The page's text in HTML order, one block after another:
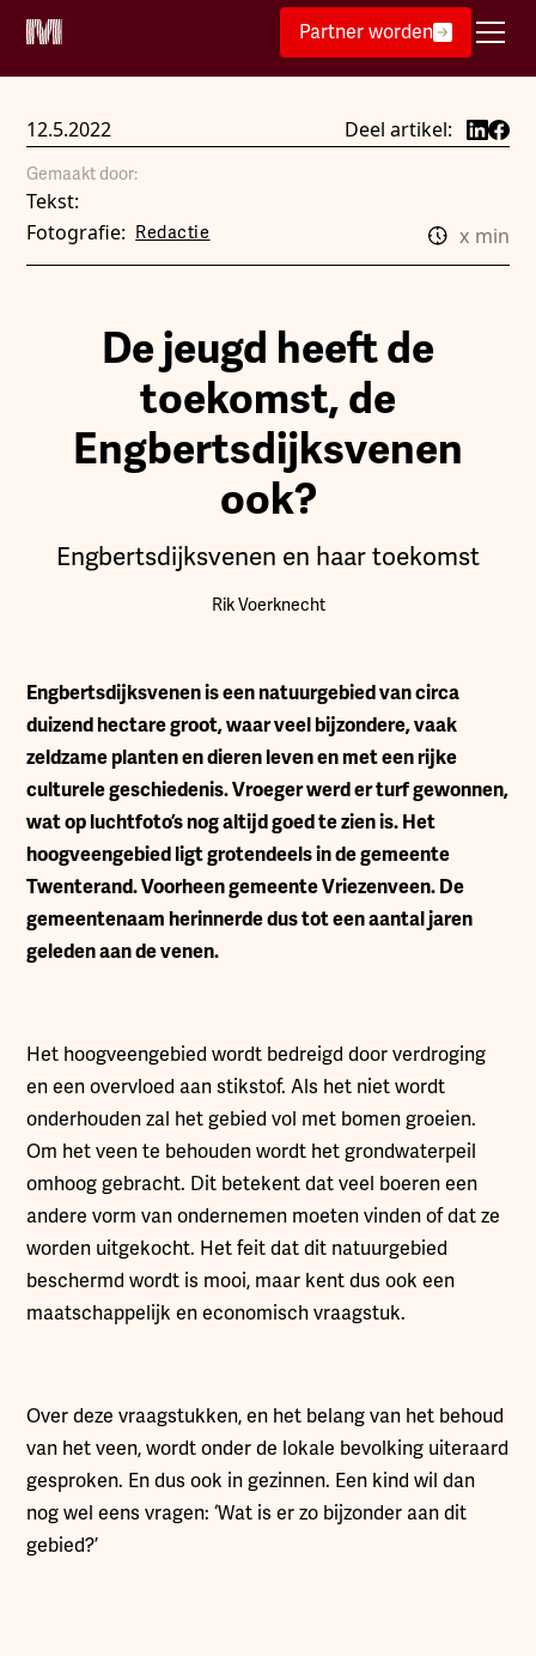
Partner worden
12.5.2022 Deel artikel:
Gemaakt door:
Tekst:
Fotografie:
Redactie x min
De jeugd heeft de
toekomst, de
Engbertsdijksvenen
ook?
Engbertsdijksvenen en haar toekomst
Rik Voerknecht
Engbertsdijksvenen is een natuurgebied van circa
duizend hectare groot, waar veel bijzondere, vaak
zeldzame planten en dieren leven en met een rijke
culturele geschiedenis. Vroeger werd er turf gewonnen,
wat op luchtfoto’s nog altijd goed te zien is. Het
hoogveengebied ligt grotendeels in de gemeente
Twenterand. Voorheen gemeente Vriezenveen. De
gemeentenaam herinnerde dus tot een aantal jaren
geleden aan de venen.
Het hoogveengebied wordt bedreigd door verdroging
en een overvloed aan stikstof. Als het niet wordt
onderhouden zal het gebied vol met bomen groeien.
Om het veen te behouden wordt het grondwaterpeil
omhoog gebracht. Dit betekent dat veel boeren een
andere vorm van ondernemen moeten vinden of dat ze
worden uitgekocht. Het feit dat dit natuurgebied
beschermd wordt is mooi, maar kent dus ook een
maatschappelijk en economisch vraagstuk.
Over deze vraagstukken, en het belang van het behoud
van het veen, wordt onder de lokale bevolking uiteraard
gesproken. En dus ook in gezinnen. Een kind wil dan
nog wel eens vragen: ‘Wat is er zo bijzonder aan dit
gebied?’